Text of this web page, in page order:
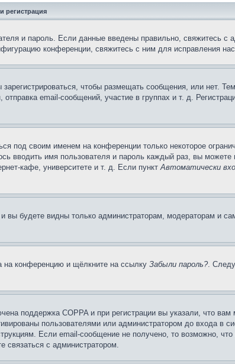
регистрация
и пароль. Если данные введены правильно, свяжитесь с
конференции, свяжитесь с ним для исправления
чтобы размещать сообщения, или нет.
email-сообщений, участие в группах и т. д.
под своим именем на конференции только некоторое
вводить имя пользователя и пароль каждый раз, вы можете
кафе, университете и т. д. Если пунктАвтоматически
и вы будете видны только администраторам, модераторам и
на конференцию и щёлкните на ссылку Забыли пароль?.
поддержка COPPA и при регистрации вы указали, что вам
пользователями или администратором до входа в
Если email-сообщение не получено, то возможно,
связаться с администратором.